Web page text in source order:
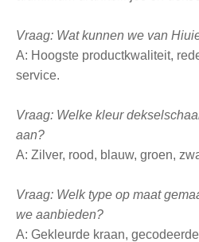
Vraag: Wat kunnen we van
A: Hoogste productkwaliteit,
service.
Vraag: Welke kleur
aan?
A: Zilver, rood, blauw, groen,
Vraag: Welk type op maat
we aanbieden?
A: Gekleurde kraan,